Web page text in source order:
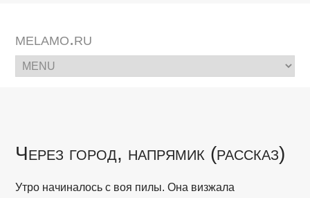
melamo.ru
Через город, напрямик (рассказ)
Утро начиналось с воя пилы. Она визжала